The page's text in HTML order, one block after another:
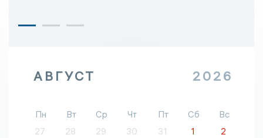
АВГУСТ 2026
Пн Вт Ср Чт Пт Сб
Вс
27
28 29 30 31 1
2